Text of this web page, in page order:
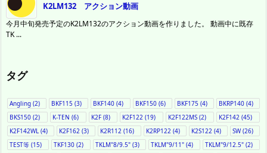
K2LM132 アクション動画
今月中旬発売予定のK2LM132のアクション動画を作りました。 動画中に既存
TK ...
タグ
Angling (2) BKF115 (3) BKF140 (4) BKF150(6) BKF175(4) BKRP140(4)
BKS150 (2) K-TEN (6) K2F(8) K2F122 (19) K2F122MS (2) K2F142 (45)
K2F142WL (4) K2F162 (3) K2R112 (16) K2RP122(4) K2S122(4) SW(26)
TEST等 (15) TKF130(2) TKLM"8/9.5"(3) TKLM"9/11" (4) TKLM"9/12.5" (2)